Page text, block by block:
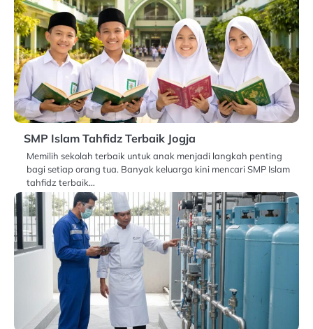
SMP Islam Tahfidz Terbaik Jogja
Memilih sekolah terbaik untuk anak menjadi langkah penting
bagi setiap orang tua. Banyak keluarga kini mencari SMP Islam
tahfidz terbaik…